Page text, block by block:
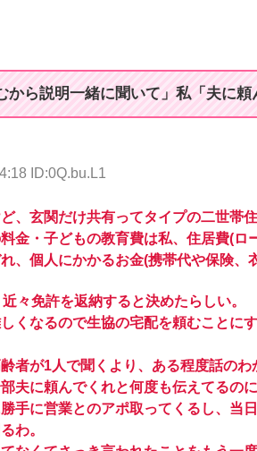
から説明一緒に聞いて」私「夫に
ID:0Q.bu.L1
、玄関だけ共有ってタイプの二世帯
金・子どもの教育費は私、住居費(ロ
、個人にかかるお金(携帯代や保険、
々免許を返納すると決めたらしい。
くなるので生協の宅配を頼むことに
者が1人で聞くより、ある程度話のわ
夫に頼んでくれと何度も伝えてるの
手に営業とのアポ取ってくるし、当
わ。